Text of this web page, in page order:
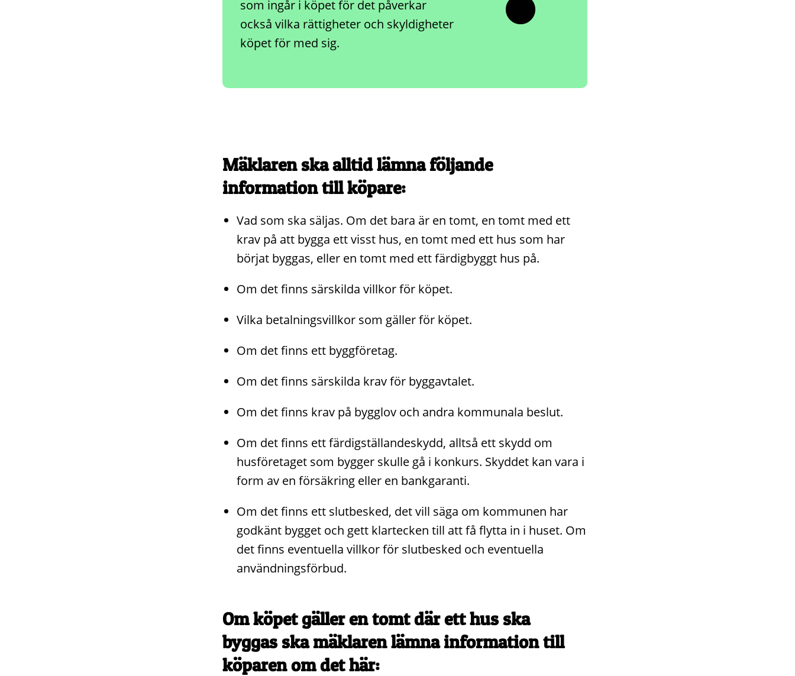
som ingår i köpet för det påverkar
också vilka rättigheter och skyldigheter
köpet för med sig.
Mäklaren ska alltid lämna följande
information till köpare:
Vad som ska säljas. Om det bara är en tomt, en tomt med ett
krav på att bygga ett visst hus, en tomt med ett hus som har
börjat byggas, eller en tomt med ett färdigbyggt hus på.
Om det finns särskilda villkor för köpet.
Vilka betalningsvillkor som gäller för köpet.
Om det finns ett byggföretag.
Om det finns särskilda krav för byggavtalet.
Om det finns krav på bygglov och andra kommunala beslut.
Om det finns ett färdigställandeskydd, alltså ett skydd om
husföretaget som bygger skulle gå i konkurs. Skyddet kan vara i
form av en försäkring eller en bankgaranti.
Om det finns ett slutbesked, det vill säga om kommunen har
godkänt bygget och gett klartecken till att få flytta in i huset. Om
det finns eventuella villkor för slutbesked och eventuella
användningsförbud.
Om köpet gäller en tomt där ett hus ska
byggas ska mäklaren lämna information till
köparen om det här: